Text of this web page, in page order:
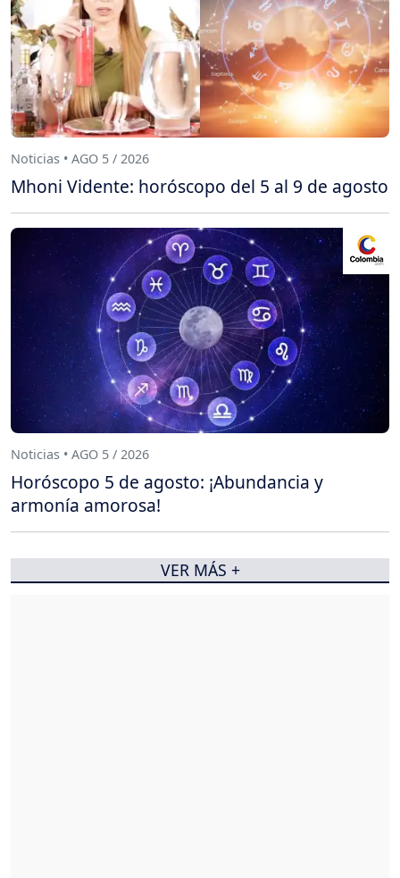
Noticias • AGO 5 / 2026
Mhoni Vidente: horóscopo del 5 al 9 de agosto
Noticias • AGO 5 / 2026
Horóscopo 5 de agosto: ¡Abundancia y
armonía amorosa!
VER MÁS +